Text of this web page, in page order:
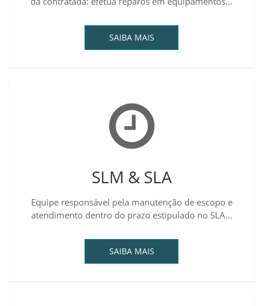
SAIBA MAIS
SLM & SLA
Equipe responsável pela manutenção de escopo e
atendimento dentro do prazo estipulado no SLA...
SAIBA MAIS